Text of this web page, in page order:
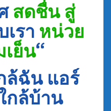
สดชื่น สู่
รา หน่วย
ย็น“
ล้ฉัน แอร์
กล้บ้าน